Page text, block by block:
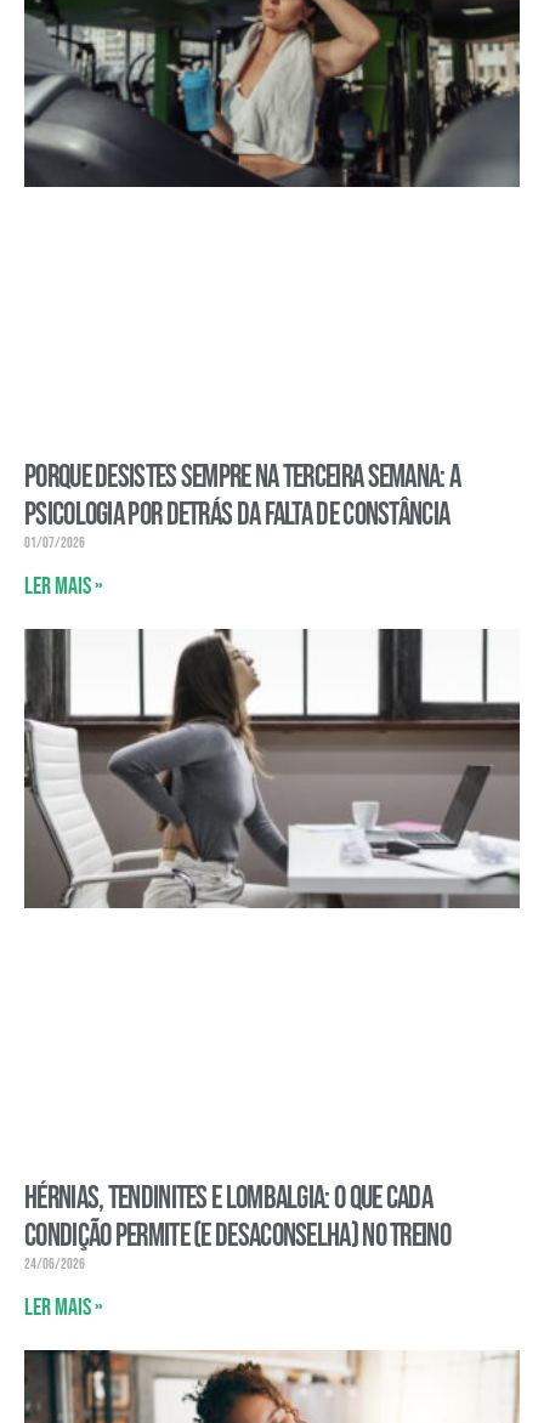
Porque desistes sempre na terceira semana: a
psicologia por detrás da falta de constância
01/07/2026
Ler mais »
Hérnias, tendinites e lombalgia: o que cada
condição permite (e desaconselha) no treino
24/06/2026
Ler mais »